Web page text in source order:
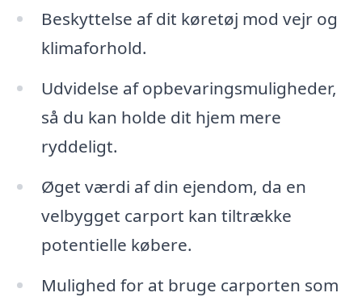
Beskyttelse af dit køretøj mod vejr og
klimaforhold.
Udvidelse af opbevaringsmuligheder,
så du kan holde dit hjem mere
ryddeligt.
Øget værdi af din ejendom, da en
velbygget carport kan tiltrække
potentielle købere.
Mulighed for at bruge carporten som